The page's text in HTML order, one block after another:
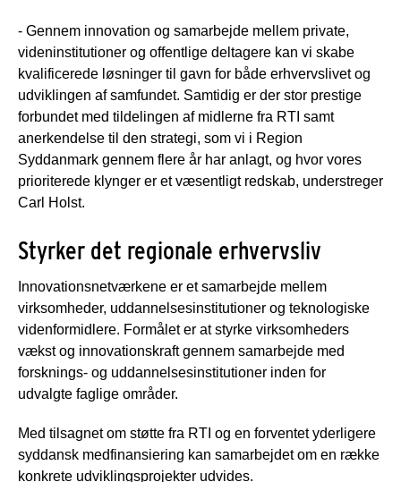
- Gennem innovation og samarbejde mellem private,
videninstitutioner og offentlige deltagere kan vi skabe
kvalificerede løsninger til gavn for både erhvervslivet og
udviklingen af samfundet. Samtidig er der stor prestige
forbundet med tildelingen af midlerne fra RTI samt
anerkendelse til den strategi, som vi i Region
Syddanmark gennem flere år har anlagt, og hvor vores
prioriterede klynger er et væsentligt redskab, understreger
Carl Holst.
Styrker det regionale erhvervsliv
Innovationsnetværkene er et samarbejde mellem
virksomheder, uddannelsesinstitutioner og teknologiske
videnformidlere. Formålet er at styrke virksomheders
vækst og innovationskraft gennem samarbejde med
forsknings- og uddannelsesinstitutioner inden for
udvalgte faglige områder.
Med tilsagnet om støtte fra RTI og en forventet yderligere
syddansk medfinansiering kan samarbejdet om en række
konkrete udviklingsprojekter udvides.